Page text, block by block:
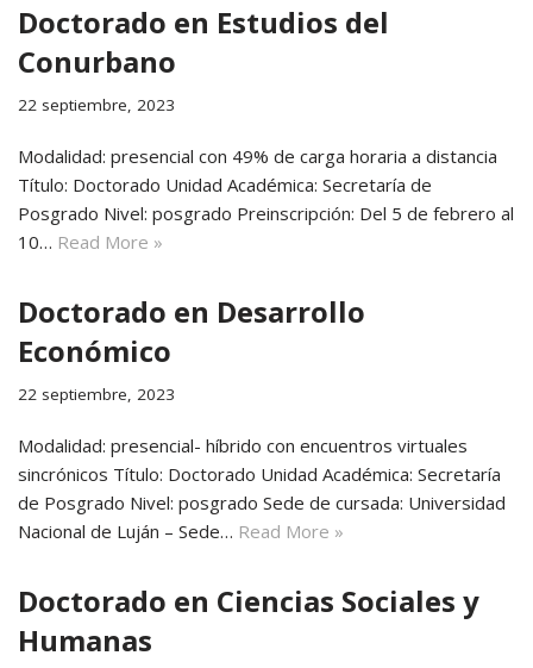
Doctorado en Estudios del
Conurbano
22 septiembre, 2023
Modalidad: presencial con 49% de carga horaria a distancia
Título: Doctorado Unidad Académica: Secretaría de
Posgrado Nivel: posgrado Preinscripción: Del 5 de febrero al
10… Read More »
Doctorado en Desarrollo
Económico
22 septiembre, 2023
Modalidad: presencial- híbrido con encuentros virtuales
sincrónicos Título: Doctorado Unidad Académica: Secretaría
de Posgrado Nivel: posgrado Sede de cursada: Universidad
Nacional de Luján – Sede… Read More »
Doctorado en Ciencias Sociales y
Humanas